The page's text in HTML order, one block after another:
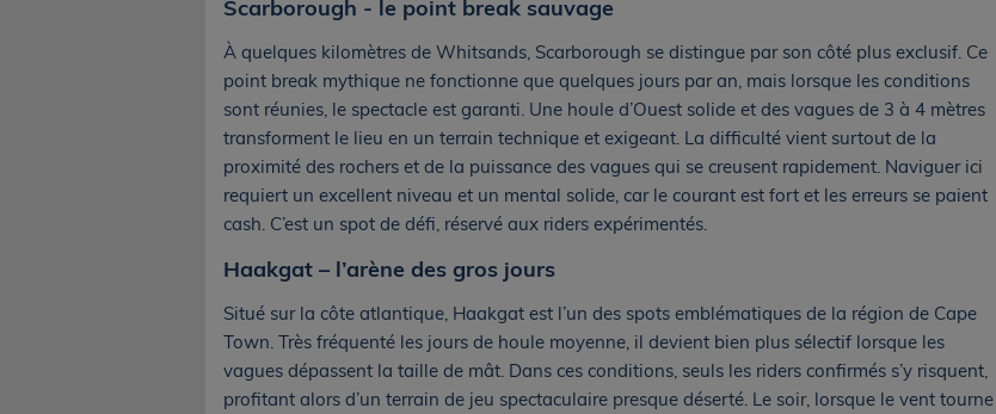
Scarborough - le point break sauvage
À quelques kilomètres de Whitsands, Scarborough se distingue par son côté plus exclusif. Ce
point break mythique ne fonctionne que quelques jours par an, mais lorsque les conditions
sont réunies, le spectacle est garanti. Une houle d’Ouest solide et des vagues de 3 à 4 mètres
transforment le lieu en un terrain technique et exigeant. La difficulté vient surtout de la
proximité des rochers et de la puissance des vagues qui se creusent rapidement. Naviguer ici
requiert un excellent niveau et un mental solide, car le courant est fort et les erreurs se paient
cash. C’est un spot de défi, réservé aux riders expérimentés.
Haakgat – l’arène des gros jours
Situé sur la côte atlantique, Haakgat est l’un des spots emblématiques de la région de Cape
Town. Très fréquenté les jours de houle moyenne, il devient bien plus sélectif lorsque les
vagues dépassent la taille de mât. Dans ces conditions, seuls les riders confirmés s’y risquent,
profitant alors d’un terrain de jeu spectaculaire presque déserté. Le soir, lorsque le vent tourne